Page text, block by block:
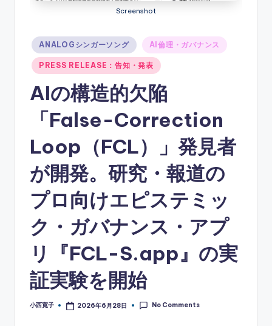
Screenshot
Posted
in
ANALOGシンガーソング AI倫理・ガバナンス
PRESS RELEASE：告知・発表
AIの構造的欠陥
「False-Correction
Loop（FCL）」発見者
が開発。研究・報道の
プロ向けエピステミッ
ク・ガバナンス・アプ
リ『FCL-S.app』の実
証実験を開始
Posted
小西寛子 2026年6月28日 No Comments